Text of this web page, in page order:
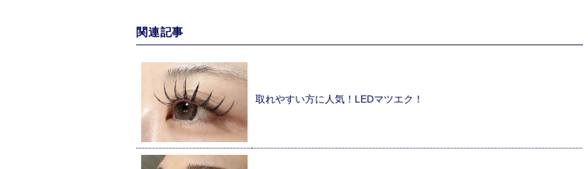
関連記事
取れやすい方に人気！LEDマツエク！